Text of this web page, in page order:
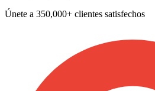
Únete a 350,000+ clientes satisfechos